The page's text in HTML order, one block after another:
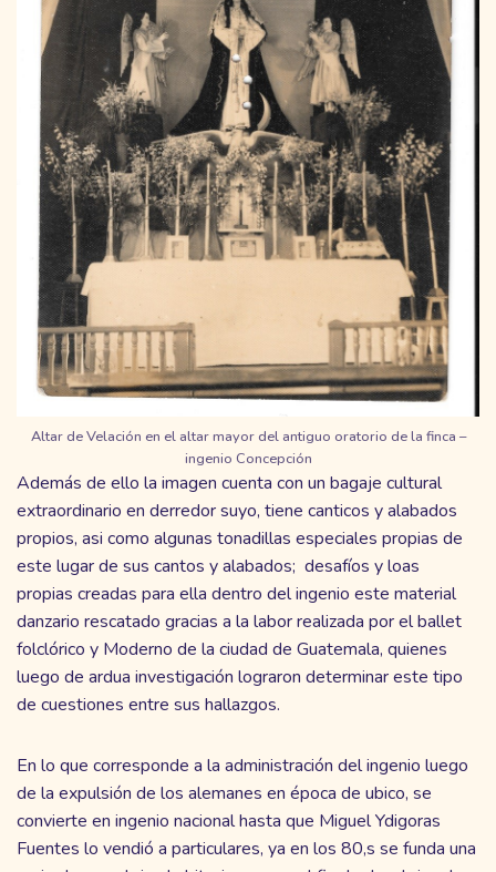
Altar de Velación en el altar mayor del antiguo oratorio de la finca –
ingenio Concepción
Además de ello la imagen cuenta con un bagaje cultural
extraordinario en derredor suyo, tiene canticos y alabados
propios, asi como algunas tonadillas especiales propias de
este lugar de sus cantos y alabados; desafíos y loas
propias creadas para ella dentro del ingenio este material
danzario rescatado gracias a la labor realizada por el ballet
folclórico y Moderno de la ciudad de Guatemala, quienes
luego de ardua investigación lograron determinar este tipo
de cuestiones entre sus hallazgos.
En lo que corresponde a la administración del ingenio luego
de la expulsión de los alemanes en época de ubico, se
convierte en ingenio nacional hasta que Miguel Ydigoras
Fuentes lo vendió a particulares, ya en los 80,s se funda una